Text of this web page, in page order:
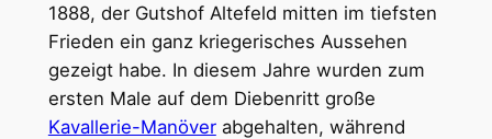
1888, der Gutshof Altefeld mitten im tiefsten
Frieden ein ganz kriegerisches Aussehen
gezeigt habe. In diesem Jahre wurden zum
ersten Male auf dem Diebenritt große
Kavallerie-Manöverabgehalten, während